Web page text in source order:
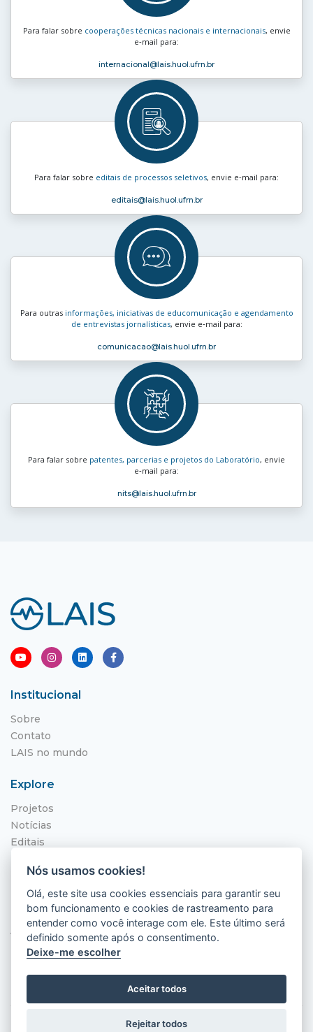
Para falar sobre cooperações técnicas nacionais e internacionais, envie
e‑mail para:
internacional@lais.huol.ufrn.br
Para falar sobre editais de processos seletivos, envie e‑mail para:
editais@lais.huol.ufrn.br
Para outras informações, iniciativas de educomunicação e agendamento
de entrevistas jornalísticas, envie e‑mail para:
comunicacao@lais.huol.ufrn.br
Para falar sobre patentes, parcerias e projetos do Laboratório, envie
e‑mail para:
nits@lais.huol.ufrn.br
Institucional
Sobre
Contato
LAIS no mundo
Explore
Projetos
Notícias
Editais
Localização
Hospital Universitário Onofre Lopes - HUOL
Av. Nilo Peçanha, 620 - Petrópolis
Natal - RN, 59012-300
2026 © LAIS (HUOL). Todos os direitos
Nós usamos cookies!
Olá, este site usa cookies essenciais para garantir seu
bom funcionamento e cookies de rastreamento para
entender como você interage com ele. Este último será
definido somente após o consentimento.
Deixe-me escolher
Aceitar todos
Rejeitar todos